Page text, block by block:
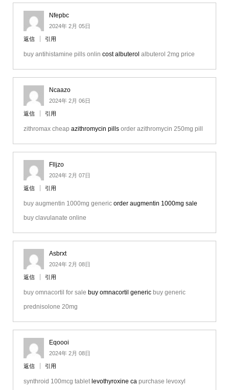
Nfepbc
2024年 2月 05日
返信 引用
buy antihistamine pills onlin cost albuterol albuterol 2mg price
Ncaazo
2024年 2月 06日
返信 引用
zithromax cheap azithromycin pillsorder azithromycin 250mg pill
Flljzo
2024年 2月 07日
返信 引用
buy augmentin 1000mg generic order augmentin 1000mg sale
buy clavulanate online
Asbrxt
2024年 2月 08日
返信 引用
buy omnacortil for sale buy omnacortil genericbuy generic
prednisolone 20mg
Eqoooi
2024年 2月 08日
返信 引用
synthroid 100mcg tablet levothyroxine capurchase levoxyl